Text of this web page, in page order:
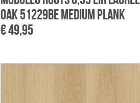
Oak 51229BE Medium Plank
€ 49,95